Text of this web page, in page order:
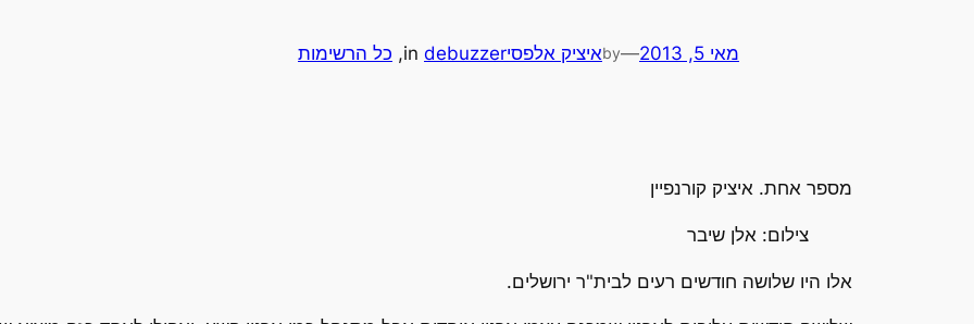
מאי 5, 2013 —
byאיציק אלפסי in debuzzer
, כל הרשימות
מספר אחת. איציק קורנפיין
צילום: אלן שיבר
אלו היו שלושה חודשים רעים לבית"ר ירושלים.